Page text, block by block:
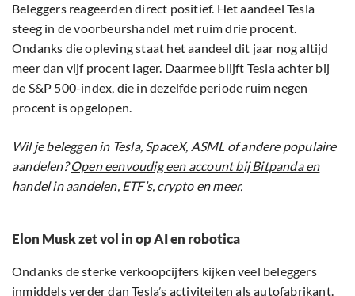
Beleggers reageerden direct positief. Het aandeel Tesla
steeg in de voorbeurshandel met ruim drie procent.
Ondanks die opleving staat het aandeel dit jaar nog altijd
meer dan vijf procent lager. Daarmee blijft Tesla achter bij
de S&P 500-index, die in dezelfde periode ruim negen
procent is opgelopen.
Wil je beleggen in Tesla, SpaceX, ASML of andere populaire
aandelen?Open eenvoudig een account bij Bitpanda en
handel in aandelen, ETF’s, crypto en meer.
Elon Musk zet vol in op AI en robotica
Ondanks de sterke verkoopcijfers kijken veel beleggers
inmiddels verder dan Tesla’s activiteiten als autofabrikant.